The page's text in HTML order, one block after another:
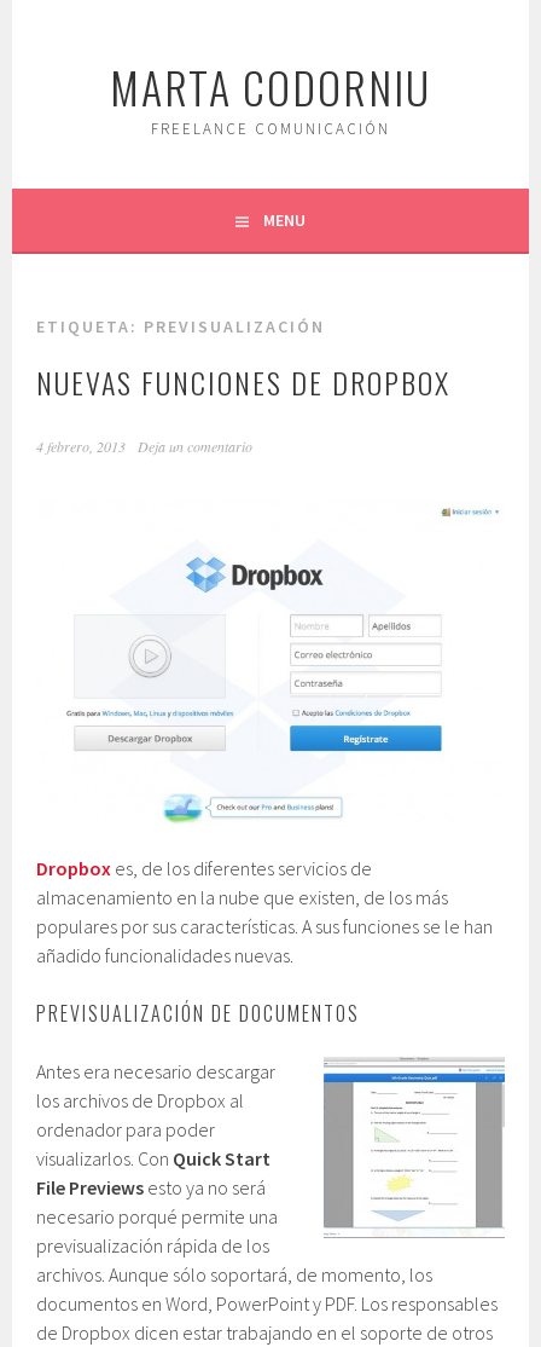
MARTA CODORNIU
FREELANCE COMUNICACIÓN
MENU
ETIQUETA: PREVISUALIZACIÓN
NUEVAS FUNCIONES DE DROPBOX
4 febrero, 2013 Deja un comentario
Dropbox es, de los diferentes servicios de
almacenamiento en la nube que existen, de los más
populares por sus características. A sus funciones se le han
añadido funcionalidades nuevas.
PREVISUALIZACIÓN DE DOCUMENTOS
Antes era necesario descargar
los archivos de Dropbox al
ordenador para poder
visualizarlos. Con Quick Start
File Previews esto ya no será
necesario porqué permite una
previsualización rápida de los
archivos. Aunque sólo soportará, de momento, los
documentos en Word, PowerPoint y PDF. Los responsables
de Dropbox dicen estar trabajando en el soporte de otros